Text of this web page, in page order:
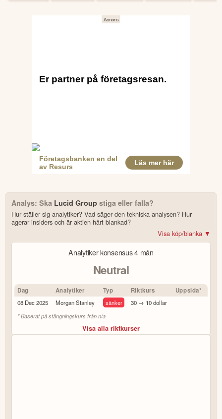
Analys: Ska Lucid Groupstiga eller falla?
Hur ställer sig analytiker? Vad säger den tekniska analysen? Hur
agerar insiders och är aktien hårt blankad?
Bonus: Få upp till 500 USD i tillgångar när du öppnar konto –se
erbjudandet!
4.2av 5
Trustpilot
10 000+ olika marknader samlade – aktier, ETF:er & krypto
CopyTrader™ –kopiera portföljen för toppinvesterare
För- & efterhandel på utvalda börser – ligg steget före
Handla riktig krypto– över 100 olika att välja på
Visa köp/blanka ▼
Analytiker konsensus4 mån
Neutral
Dag Analytiker Typ Riktkurs Uppsida*
08 Dec 2025 Morgan Stanley sänker
30 → 10 dollar
* Baserat på stängningskurs frånn/a
Visa alla riktkurser